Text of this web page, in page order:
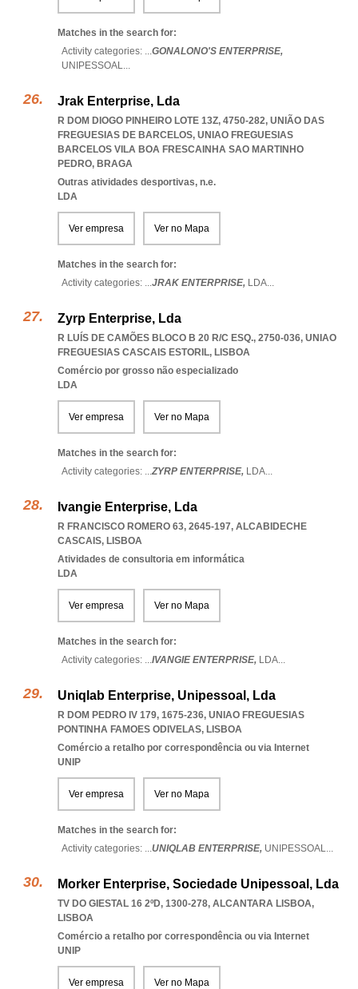
Matches in the search for:
Activity categories: ...GONALONO'S ENTERPRISE,
UNIPESSOAL...
Jrak Enterprise, Lda
R DOM DIOGO PINHEIRO LOTE 13Z, 4750-282, UNIÃO DAS
FREGUESIAS DE BARCELOS, UNIAO FREGUESIAS
BARCELOS VILA BOA FRESCAINHA SAO MARTINHO
PEDRO, BRAGA
Outras atividades desportivas, n.e.
LDA
Ver empresa Ver no Mapa
Matches in the search for:
Activity categories: ...JRAK ENTERPRISE, LDA...
Zyrp Enterprise, Lda
R LUÍS DE CAMÕES BLOCO B 20 R/C ESQ., 2750-036, UNIAO
FREGUESIAS CASCAIS ESTORIL, LISBOA
Comércio por grosso não especializado
LDA
Ver empresa Ver no Mapa
Matches in the search for:
Activity categories: ...ZYRP ENTERPRISE, LDA...
Ivangie Enterprise, Lda
R FRANCISCO ROMERO 63, 2645-197, ALCABIDECHE
CASCAIS, LISBOA
Atividades de consultoria em informática
LDA
Ver empresa Ver no Mapa
Matches in the search for:
Activity categories: ...IVANGIE ENTERPRISE, LDA...
Uniqlab Enterprise, Unipessoal, Lda
R DOM PEDRO IV 179, 1675-236, UNIAO FREGUESIAS
PONTINHA FAMOES ODIVELAS, LISBOA
Comércio a retalho por correspondência ou via Internet
UNIP
Ver empresa Ver no Mapa
Matches in the search for:
Activity categories: ...UNIQLAB ENTERPRISE, UNIPESSOAL...
Morker Enterprise, Sociedade Unipessoal, Lda
TV DO GIESTAL 16 2ºD, 1300-278, ALCANTARA LISBOA,
LISBOA
Comércio a retalho por correspondência ou via Internet
UNIP
Ver empresa Ver no Mapa